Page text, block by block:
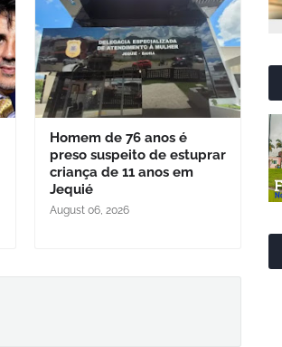
Homem de 76 anos é
preso suspeito de estuprar
criança de 11 anos em
Jequié
August 06, 2026